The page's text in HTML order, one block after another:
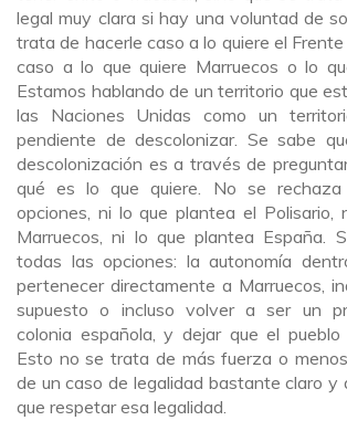
legal muy clara si hay una voluntad de
trata de hacerle caso a lo quiere el
caso a lo que quiere Marruecos o lo
Estamos hablando de un territorio que
las Naciones Unidas como un
pendiente de descolonizar. Se sabe
descolonización es a través de
qué es lo que quiere. No se
opciones, ni lo que plantea el Polisario,
Marruecos, ni lo que plantea España.
todas las opciones: la autonomía
pertenecer directamente a Marruecos,
supuesto o incluso volver a ser un
colonia española, y dejar que el pueblo
Esto no se trata de más fuerza o
de un caso de legalidad bastante claro y
que respetar esa legalidad.